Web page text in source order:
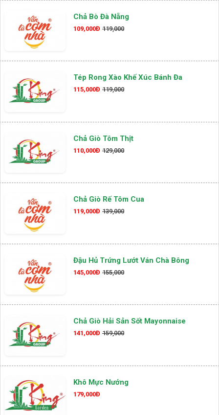
Chả Bò Đà Nẵng
109,000Đ 119,000
Tép Rong Xào Khế Xúc Bánh Đa
115,000Đ 119,000
Chả Giò Tôm Thịt
110,000Đ 129,000
Chả Giò Rế Tôm Cua
119,000Đ 139,000
Đậu Hủ Trứng Lướt Ván Chà Bông
145,000Đ 155,000
Chả Giò Hải Sản Sốt Mayonnaise
141,000Đ 159,000
Khô Mực Nướng
179,000Đ